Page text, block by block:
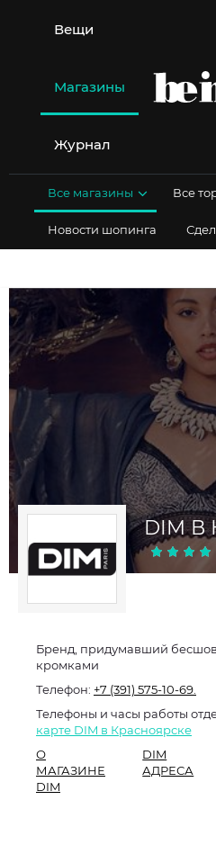
содержимому
Вещи
Магазины
Журнал
Все магазины Все
Новости шопинга
DIM В
Бренд, придумавший
кромками
Телефон: +7 (391) 575-10-69.
Телефоны и часы работы
карте DIM в Красноярске
О
МАГАЗИНЕ
DIM
DIM
АДРЕСА